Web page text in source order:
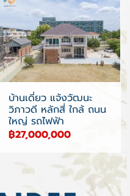
บ้านเดี่ยว แจ้งวัฒนะ
วิภาวดี หลักสี่ ใกล้ ถนน
ใหญ่ รถไฟฟ้า
฿27,000,000